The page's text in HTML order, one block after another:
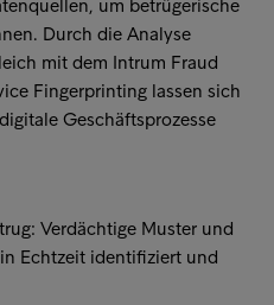
um betrügerische
Durch die Analyse
mit dem Intrum Fraud
Fingerprinting lassen sich
Geschäftsprozesse
Verdächtige Muster und
Echtzeit identifiziert und